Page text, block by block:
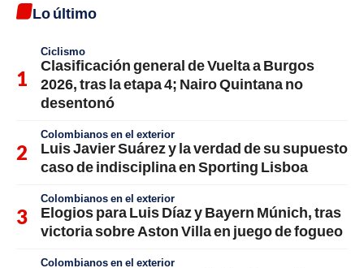
Lo último
Ciclismo
Clasificación general de Vuelta a Burgos
2026, tras la etapa 4; Nairo Quintana no
desentonó
Colombianos en el exterior
Luis Javier Suárez y la verdad de su supuesto
caso de indisciplina en Sporting Lisboa
Colombianos en el exterior
Elogios para Luis Díaz y Bayern Múnich, tras
victoria sobre Aston Villa en juego de fogueo
Colombianos en el exterior